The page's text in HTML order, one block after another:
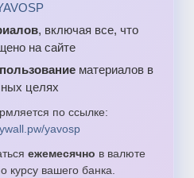
, включая все, что
на сайте
материалов в
целях
по ссылке:
yavosp
ежемесячно в валюте
курсу вашего банка.